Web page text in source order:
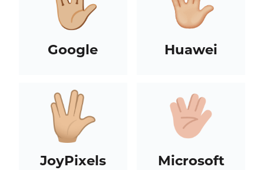
Google Huawei
JoyPixels Microsoft